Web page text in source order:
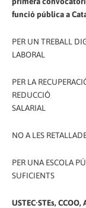
funció pública a
PER UN TREBALL
LABORAL
PER LA
REDUCCIÓ
SALARIAL
NO A LES
PER UNA ESCOLA
SUFICIENTS
USTEC·STEs, CCOO,